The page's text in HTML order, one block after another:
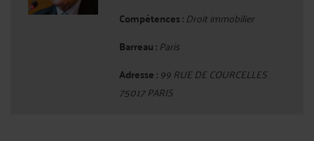
Compétences : Droit immobilier
Barreau : Paris
Adresse : 99 RUE DE COURCELLES
75017 PARIS